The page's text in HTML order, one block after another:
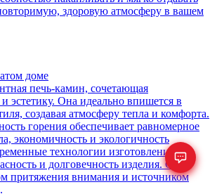
здоровую атмосферу в вашем
доме
печь-камин, сочетающая
эстетику. Она идеально впишется в
создавая атмосферу тепла и комфорта.
горения обеспечивает равномерное
экономичность и экологичность
технологии изготовления
и долговечность изделия. Guca
притяжения внимания и источником